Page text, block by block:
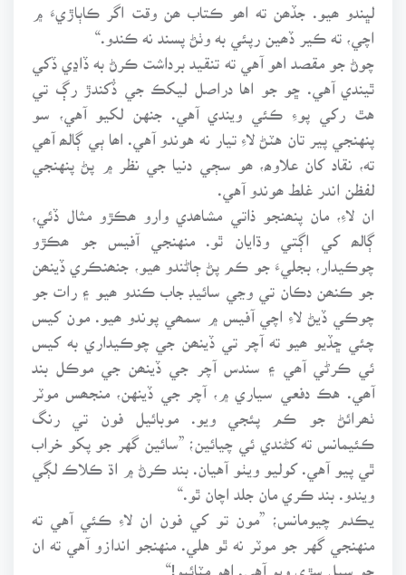
لڀندو ھيو. جڏھن ته اھو ڪتاب ھن وقت اگر ڪاٻاڙيءَ ۾
اچي، ته ڪير ڏھين رپئي به وٺڻ پسند نه ڪندو.“
چوڻ جو مقصد اهو آهي ته تنقيد برداشت ڪرڻ به ڏاڍي ڏکي
ٿيندي آهي. ڇو جو اها دراصل ليکڪ جي ڏُکندڙ رڳ تي
هٿ رکي پوءِ ڪئي ويندي آهي. جنهن لکيو آهي، سو
پنهنجي پير تان هٽڻ لاءِ تيار نه هوندو آهي. اھا ٻي ڳالھ آھي
ته، نقاد کان علاوھ، ھو سڄي دنيا جي نظر ۾ پڻ پنهنجي
لفظن اندر غلط ھوندو آهي.
ان لاءِ، مان پنھنجو ذاتي مشاھدي وارو ھڪڙو مثال ڏئي،
ڳالھ کي اڳتي وڌايان ٿو. منهنجي آفيس جو ھڪڙو
چوڪيدار، بجليءَ جو ڪم پڻ ڄاڻندو ھيو، جنھنڪري ڏينھن
جو ڪنھن دڪان تي وڃي سائيڊ جاب ڪندو ھيو ۽ رات جو
چوڪي ڏيڻ لاءِ اچي آفيس ۾ سمھي پوندو ھيو. مون کيس
چئي ڇڏيو ھيو ته آچر تي ڏينھن جي چوڪيداري به کيس
ئي ڪرڻي آھي ۽ سندس آچر جي ڏينھن جي موڪل بند
آھي. هڪ دفعي سياري ۾، آچر جي ڏينهن، منجھس موٽر
ٺھرائڻ جو ڪم پئجي ويو. موبائيل فون تي رنگ
ڪئيمانس ته کڻندي ئي چيائين؛ ”سائين گهر جو پکو خراب
ٿي پيو آهي. کوليو ويٺو آهيان. بند ڪرڻ ۾ اڌ ڪلاڪ لڳي
ويندو. بند ڪري مان جلد اچان ٿو.“
يڪدم چيومانس؛ ”مون تو کي فون ان لاءِ ڪئي آهي ته
منهنجي گهر جو موٽر نه ٿو هلي. منهنجو اندازو آهي ته ان
جو سيل سڙي ويو آهي. اهو مٽائبو!“